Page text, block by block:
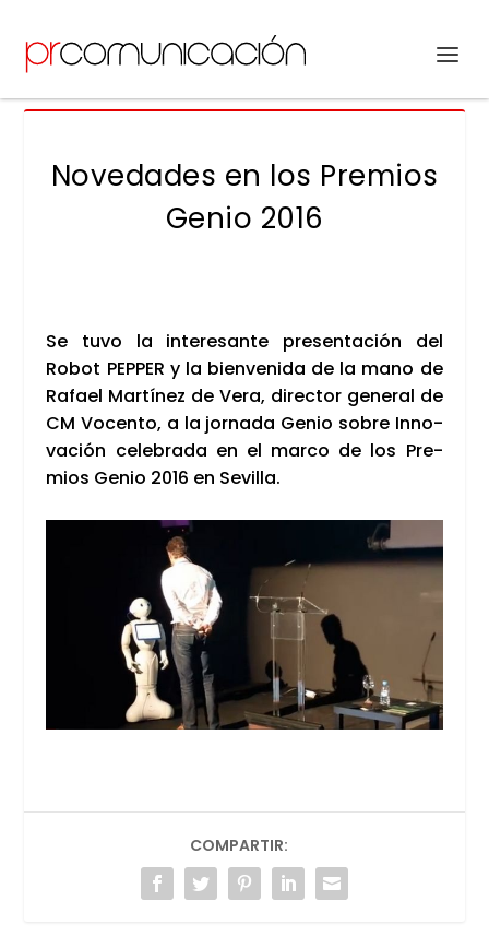
Novedades en los Premios
Genio 2016
Se tuvo la intere­san­te pre­sen­ta­ción del
Robot PEP­PER y la bien­ve­ni­da de la mano de
Rafael Mar­tí­nez de Vera, direc­tor gene­ral de
CM Vocen­to, a la jor­na­da Genio sobre Inno­
va­ción cele­bra­da en el mar­co de los Pre­
mios Genio 2016 en Sevi­lla.
COMPARTIR: